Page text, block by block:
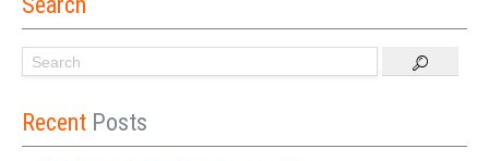
Recent Posts